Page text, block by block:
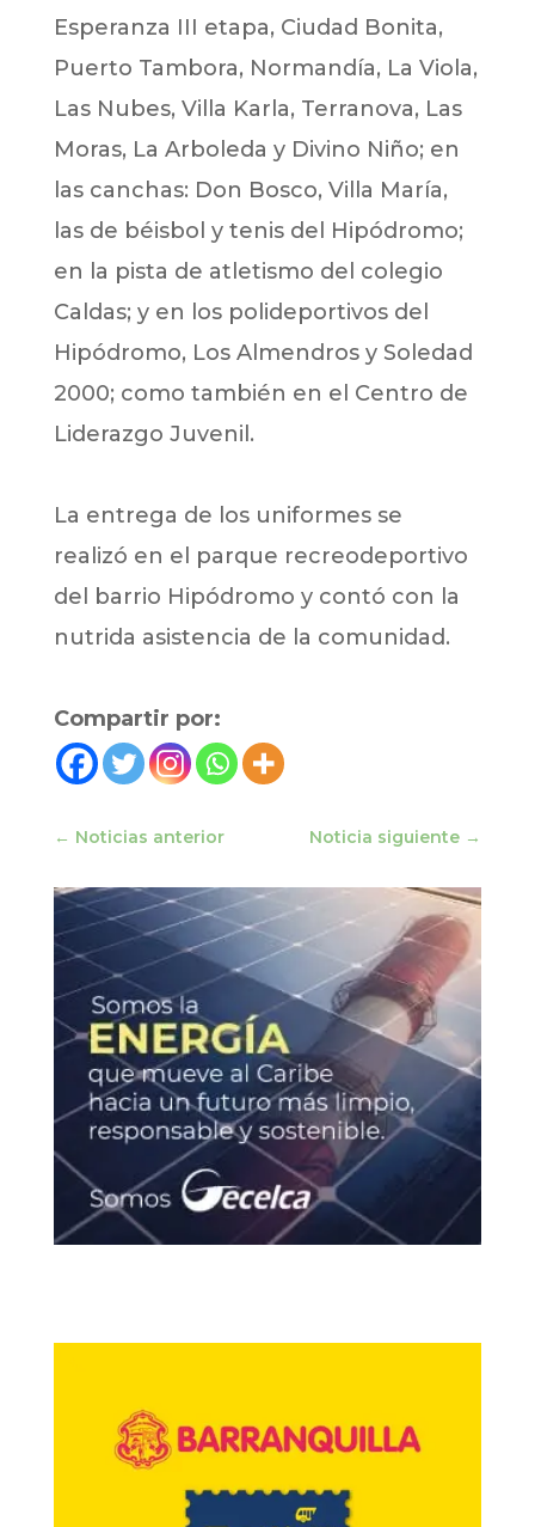
Esperanza III etapa, Ciudad Bonita,
Puerto Tambora, Normandía, La Viola,
Las Nubes, Villa Karla, Terranova, Las
Moras, La Arboleda y Divino Niño; en
las canchas: Don Bosco, Villa María,
las de béisbol y tenis del Hipódromo;
en la pista de atletismo del colegio
Caldas; y en los polideportivos del
Hipódromo, Los Almendros y Soledad
2000; como también en el Centro de
Liderazgo Juvenil.
La entrega de los uniformes se
realizó en el parque recreodeportivo
del barrio Hipódromo y contó con la
nutrida asistencia de la comunidad.
Compartir por:
← Noticias anterior Noticia siguiente →